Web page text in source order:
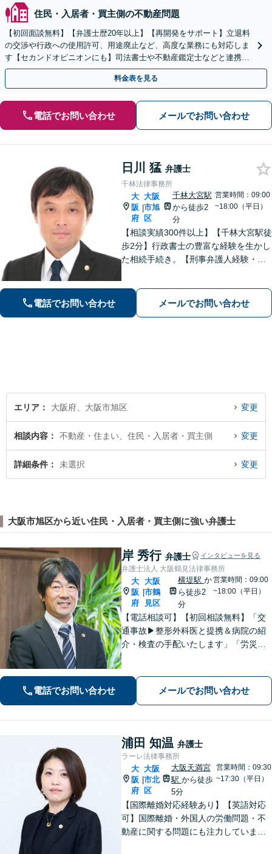
住民・入居者・買主側の不動産問題
【初回面談無料】【弁護士歴20年以上】【再開発をサポート】立退料
の交渉や行政への使用許可、用途廃止など、高度な業務にも対応しま
す【セカンドオピニオンにも】司法書士や不動産鑑定士などと連携。
農地や山林などもお任せください【枚方市駅6分】
料金表を見る
電話でお問い合わせ メールでお問い合わせ
日川 猛 弁護士
千林法律事務所
大
阪
府
|
大阪
市旭
区
千林大宮駅
から徒歩2
分
営業時間：09:00
~18:00（平日）
【相談実績300件以上】【千林大宮駅徒
歩2分】行政書士の豊富な経験を生かし
た相続手続き。【刑事弁護人経験・示
を残す債務整理のノウハウ多数。不動
産業者とも連携。
電話でお問い合わせ メールでお問い合わせ
エリア 大阪府、大阪市旭区 変更
相談内容 不動産・住まい、住民・入居者・買主側 変更
詳細条件 未選択 変更
大阪市旭区から近い住民・入居者・買主側に強い弁護士
岸 秀行 弁護士 インタビューを見る
弁護士法人 大阪鶴見法律事務所
大
阪
府
|
大阪
市鶴
見区
横堤駅 か
ら徒歩2
分
営業時間：09:00
~18:00（平日）
【電話相談可】【初回相談無料】「交
通事故▶︎整形外科医と提携＆病院の紹
介・検査の手配いたします」「労災の
ます。法律問題だけではないトータル
サポートを目指します【セカンドオピ
電話でお問い合わせ メールでお問い合わせ
浦田 知温 弁護士
ラーレ法律事務所
大
阪
府
大阪
市北
区
大阪天満宮
駅 から徒歩
5分
営業時間：09:30
~17:30（平日）
【国際離婚対応経験あり】【英語対応
可】国際離婚・外国人の労働問題・不
動産に関する問題にも注力していま